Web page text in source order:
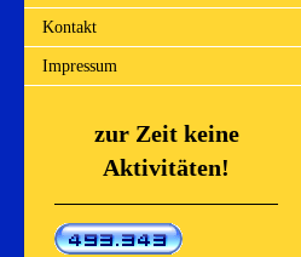
Kontakt
Impressum
zur Zeit keine
Aktivitäten!